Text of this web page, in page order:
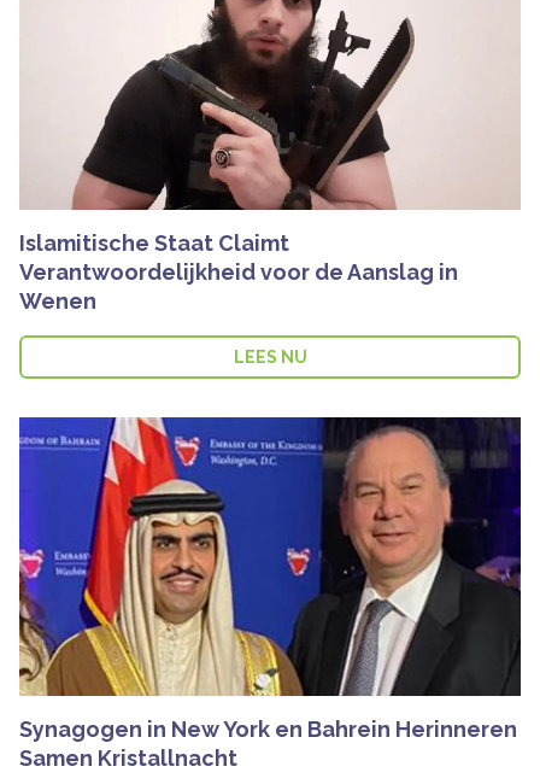
Islamitische Staat Claimt
Verantwoordelijkheid voor de Aanslag in
Wenen
LEES NU
Synagogen in New York en Bahrein Herinneren
Samen Kristallnacht